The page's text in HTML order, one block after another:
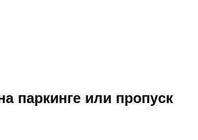
паркинге или пропуск